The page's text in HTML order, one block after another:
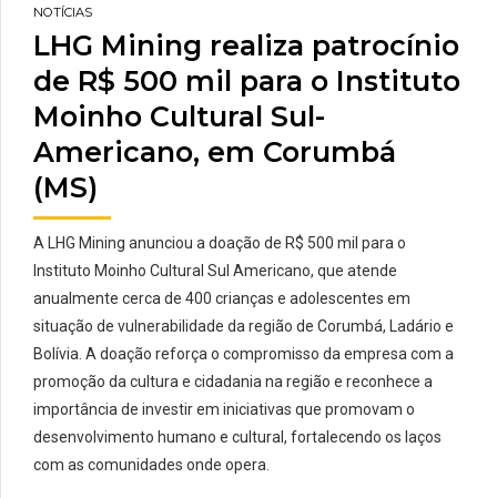
NOTÍCIAS
LHG Mining realiza patrocínio
de R$ 500 mil para o Instituto
Moinho Cultural Sul-
Americano, em Corumbá
(MS)
A LHG Mining anunciou a doação de R$ 500 mil para o
Instituto Moinho Cultural Sul Americano, que atende
anualmente cerca de 400 crianças e adolescentes em
situação de vulnerabilidade da região de Corumbá, Ladário e
Bolívia. A doação reforça o compromisso da empresa com a
promoção da cultura e cidadania na região e reconhece a
importância de investir em iniciativas que promovam o
desenvolvimento humano e cultural, fortalecendo os laços
com as comunidades onde opera.